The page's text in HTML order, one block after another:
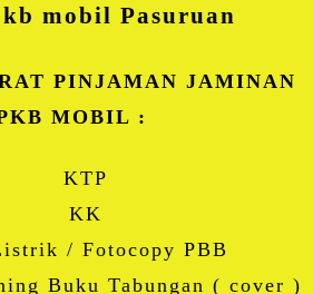
mobil Pasuruan
PINJAMAN JAMINAN
MOBIL :
KTP
KK
/ Fotocopy PBB
Buku Tabungan ( cover )